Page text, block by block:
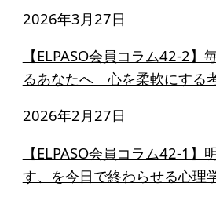
給付型奨学金とは
ソーシャルビジネス支援
募集要項
ソーシャルビジネスとは
丸和育志会の考える
2026年3月27日
【ELPASO会員コラム42-2】
るあなたへ 心を柔軟にする
2026年2月27日
【ELPASO会員コラム42-1】
す、を今日で終わらせる心理